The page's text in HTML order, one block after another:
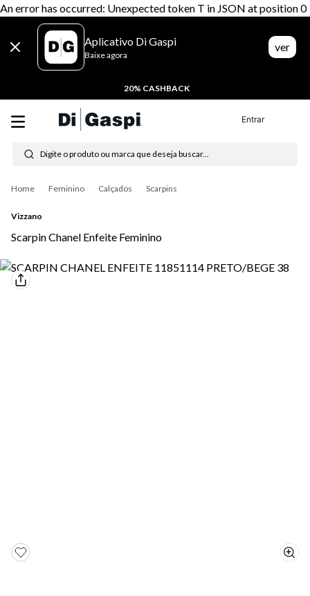
An error has occurred: Unexpected token T in JSON at position 0
Aplicativo Di Gaspi
Baixe agora
ver
20% CASHBACK
Entrar
Digite o produto ou marca que deseja buscar...
Feminino Calçados Scarpins
Vizzano
Scarpin Chanel Enfeite Feminino
Termos mais buscados
1º tênis feminino
4º tênis masculino